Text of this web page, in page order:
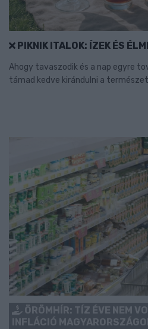
PIKNIK ITALOK: ÍZEK ÉS
Ahogy tavaszodik és a nap egyre
támad kedve kirándulni a
ÖRÖMHÍR: TÍZ ÉVE NEM
INFLÁCIÓ